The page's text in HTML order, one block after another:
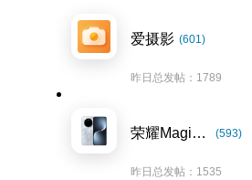
爱摄影 (601)
昨日总发帖：1789
荣耀Magic7系列 (593)
昨日总发帖：1535